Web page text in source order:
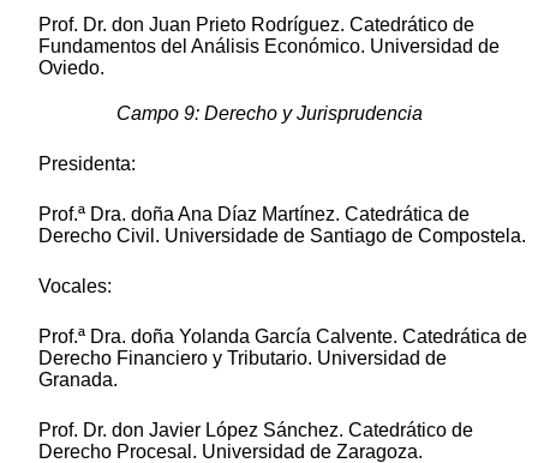
Prof. Dr. don Juan Prieto Rodríguez. Catedrático de
Fundamentos del Análisis Económico. Universidad de
Oviedo.
Campo 9: Derecho y Jurisprudencia
Presidenta:
Prof.ª Dra. doña Ana Díaz Martínez. Catedrática de
Derecho Civil. Universidade de Santiago de Compostela.
Vocales:
Prof.ª Dra. doña Yolanda García Calvente. Catedrática de
Derecho Financiero y Tributario. Universidad de
Granada.
Prof. Dr. don Javier López Sánchez. Catedrático de
Derecho Procesal. Universidad de Zaragoza.